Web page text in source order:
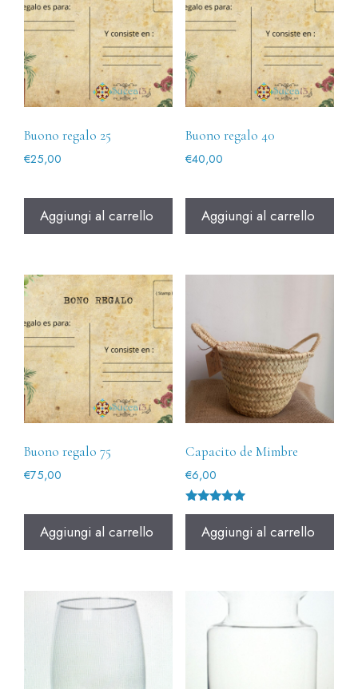
Buono regalo 25
€25,00
Aggiungi al carrello
Buono regalo 40
€40,00
Aggiungi al carrello
Buono regalo 75
€75,00
Aggiungi al carrello
Capacito de Mimbre
€6,00
Valutato
su 5
Aggiungi al carrello